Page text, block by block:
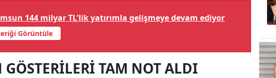
144 milyar TL'lik yatırımla gelişmeye devam ediyor
Görüntüle
TAM NOT ALDI